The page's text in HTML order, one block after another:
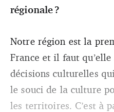
régionale ?
Notre région est la
France et il faut
décisions culturelles
le souci de la culture
les territoires. C’est à